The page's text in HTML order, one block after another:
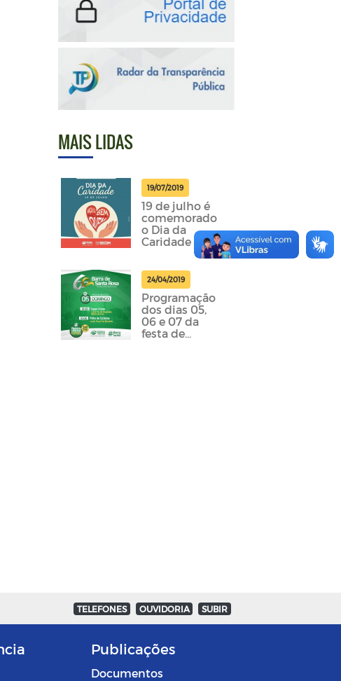
MAIS LIDAS
19/07/2019
19 de julho é
comemorado
o Dia da
Caridade
24/04/2019
Programação
dos dias 05,
06 e 07 da
festa de
TELEFONES OUVIDORIA SUBIR
Publicações
Documentos